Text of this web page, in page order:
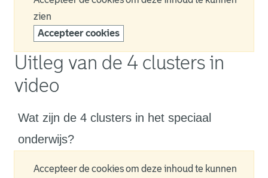
zien
Accepteer cookies
Uitleg van de 4 clusters in
video
Wat zijn de 4 clusters in het speciaal
onderwijs?
Accepteer de cookies om deze inhoud te kunnen